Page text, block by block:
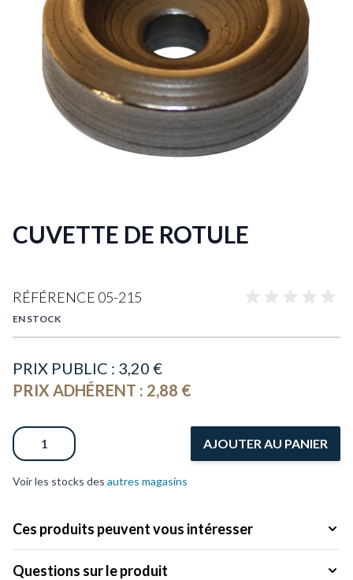
CUVETTE DE ROTULE
RÉFÉRENCE 05-215
EN STOCK
PRIX PUBLIC : 3,20 €
PRIX ADHÉRENT : 2,88 €
Quantité
AJOUTER AU PANIER
Voir les stocks des autres magasins
Ces produits peuvent vous intéresser
Questions sur le produit